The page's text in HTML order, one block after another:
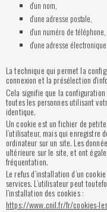
d'un nom,
d'une adresse postale,
d'un numéro de téléphone,
d'une adresse électronique.
La technique qui permet la
connexion et la présélection
Cela signifie que la
toutes les personnes utilisant
identique.
Un cookie est un fichier de
l’utilisateur, mais qui enregistre
ordinateur sur un site. Les
ultérieure sur le site, et ont
fréquentation.
Le refus d’installation d’un
services. L’utilisateur peut
l’installation des cookies :
https://www.cnil.fr/fr/cookies-